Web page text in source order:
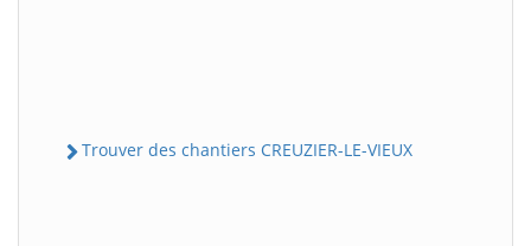
Trouver des chantiers CREUZIER-LE-VIEUX